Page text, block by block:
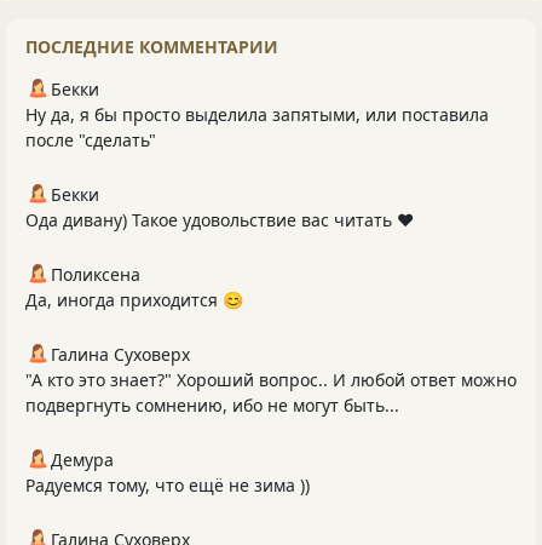
ПОСЛЕДНИЕ КОММЕНТАРИИ
Бекки
Ну да, я бы просто выделила запятыми, или поставила
после "сделать"
Бекки
Ода дивану) Такое удовольствие вас читать ❤️
Поликсена
Да, иногда приходится 😊
Галина Суховерх
"А кто это знает?" Хороший вопрос.. И любой ответ можно
подвергнуть сомнению, ибо не могут быть...
Демура
Радуемся тому, что ещё не зима ))
Галина Суховерх